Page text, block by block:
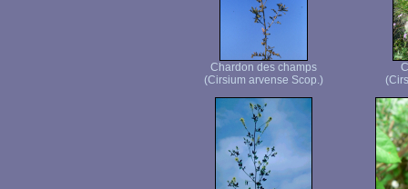
Chardon des champs
(Cirsium arvense Scop.)